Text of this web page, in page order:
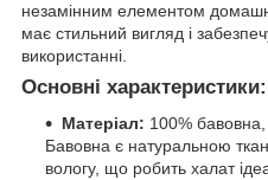
незамінним елементом
має стильний вигляд і
використанні.
Основні характеристики:
Матеріал: 100%
Бавовна є натуральною
вологу, що робить халат